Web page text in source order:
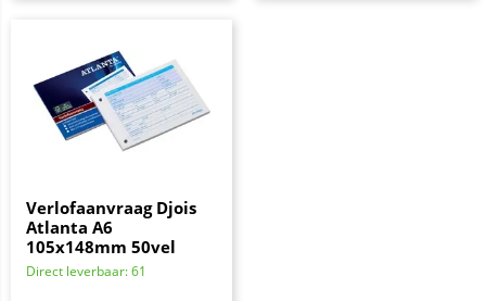
Verlofaanvraag Djois
Atlanta A6
105x148mm 50vel
Direct leverbaar: 61